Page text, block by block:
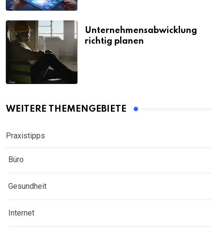
Unternehmensabwicklung
richtig planen
WEITERE THEMENGEBIETE
Praxistipps
Büro
Gesundheit
Internet